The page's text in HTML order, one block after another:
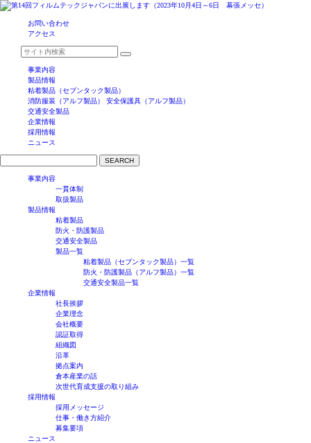
お問い合わせ
アクセス
事業内容
製品情報
粘着製品（セブンタック製品）
消防服装（アルフ製品） 安全保護具（アルフ製品）
交通安全製品
企業情報
採用情報
ニュース
SEARCH
事業内容
一貫体制
取扱製品
製品情報
粘着製品
防火・防護製品
交通安全製品
製品一覧
粘着製品（セブンタック製品）一覧
防火・防護製品（アルフ製品）一覧
交通安全製品一覧
企業情報
社長挨拶
企業理念
会社概要
認証取得
組織図
沿革
拠点案内
倉本産業の話
次世代育成支援の取り組み
採用情報
採用メッセージ
仕事・働き方紹介
募集要項
ニュース